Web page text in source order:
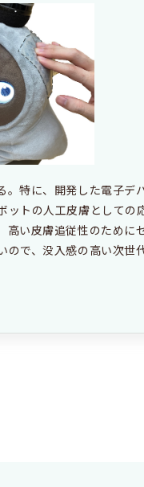
。特に、開発した電子デ
ットの人工皮膚としての
高い皮膚追従性のために
ので、没入感の高い次世